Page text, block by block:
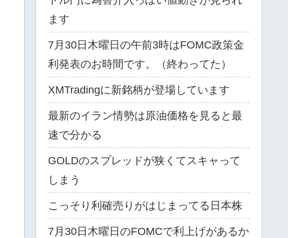
ます
7月30日木曜日の午前3時はFOMC政策金
利発表のお時間です。（終わってた）
XMTradingに新銘柄が登場しています
最新のイラン情勢は原油価格を見ると最
速で分かる
GOLDのスプレッドが狭くてスキャって
しまう
こっそり利確売りがはじまってる日本株
7月30日木曜日のFOMCで利上げがあるか